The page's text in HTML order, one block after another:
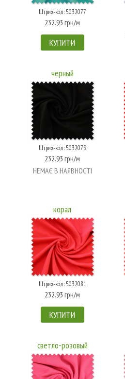
Штрих-код: 5032077
232.93 грн/м
КУПИТИ
черный
Штрих-код: 5032079
232.93 грн/м
НЕМАЄ В НАЯВНОСТІ
корал
Штрих-код: 5032081
232.93 грн/м
КУПИТИ
светло-розовый